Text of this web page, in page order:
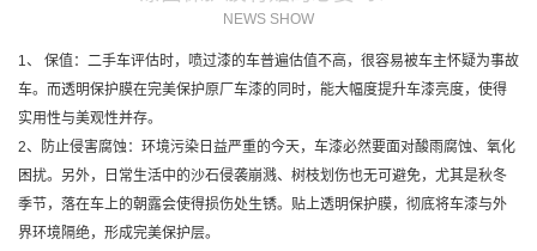
NEWS SHOW
1、 保值：二手车评估时，喷过漆的车普遍估值不高，很容易被车主怀疑为事故
车。而透明保护膜在完美保护原厂车漆的同时，能大幅度提升车漆亮度，使得
实用性与美观性并存。
2、防止侵害腐蚀：环境污染日益严重的今天，车漆必然要面对酸雨腐蚀、氧化
困扰。另外，日常生活中的沙石侵袭崩溅、树枝划伤也无可避免，尤其是秋冬
季节，落在车上的朝露会使得损伤处生锈。贴上透明保护膜，彻底将车漆与外
界环境隔绝，形成完美保护层。